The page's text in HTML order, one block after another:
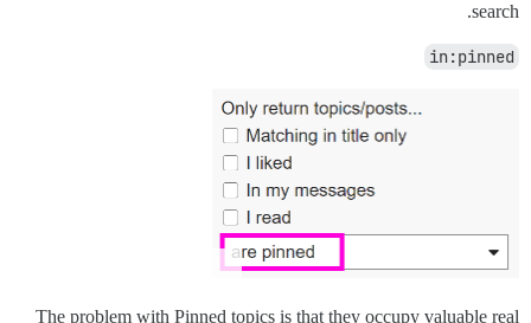
search.
in:pinned
The problem with Pinned topics is that they occupy valuable real